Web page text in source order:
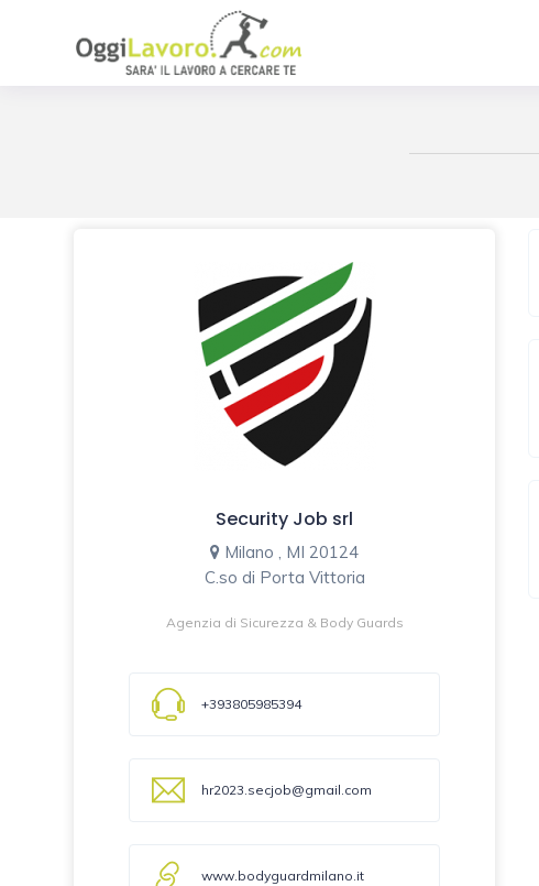
Security Job srl
Milano , MI 20124
C.so di Porta Vittoria
Agenzia di Sicurezza & Body Guards
+393805985394
hr2023.secjob@gmail.com
www.bodyguardmilano.it